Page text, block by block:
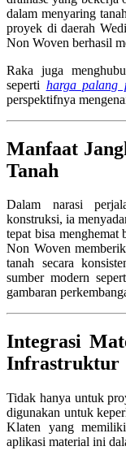
dalam menyaring
proyek di daerah
Non Woven berhasil
Raka juga
seperti harga palang
perspektifnya
Manfaat
Tanah
Dalam narasi
konstruksi, ia
tepat bisa menghemat
Non Woven
tanah secara
sumber modern
gambaran
Integrasi
Infrastruktur
Tidak hanya untuk
digunakan untuk
Klaten yang
aplikasi material ini